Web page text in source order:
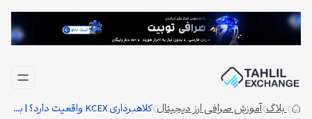
رفتن
بلاگ آموزش صرافی ارز دیجیتال کلاهبرداری KCEX واقعیت دارد؟ | بررسی بی طرفانه